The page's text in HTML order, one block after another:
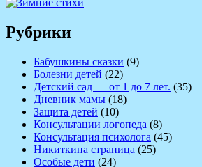
Рубрики
Бабушкины сказки (9)
Болезни детей (22)
Детский сад — от 1 до 7 лет. (35)
Дневник мамы (18)
Защита детей (10)
Консультации логопеда (8)
Консультация психолога (45)
Никиткина страница (25)
Особые дети (24)